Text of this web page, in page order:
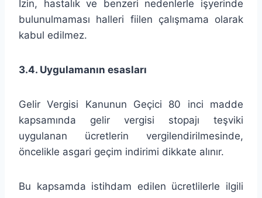
İzin, hastalık ve benzeri nedenlerle işyerinde
bulunulmaması halleri fiilen çalışmama olarak
kabul edilmez.
3.4. Uygulamanın esasları
Gelir Vergisi Kanunun Geçici 80 inci madde
kapsamında gelir vergisi stopajı teşviki
uygulanan ücretlerin vergilendirilmesinde,
öncelikle asgari geçim indirimi dikkate alınır.
Bu kapsamda istihdam edilen ücretlilerle ilgili